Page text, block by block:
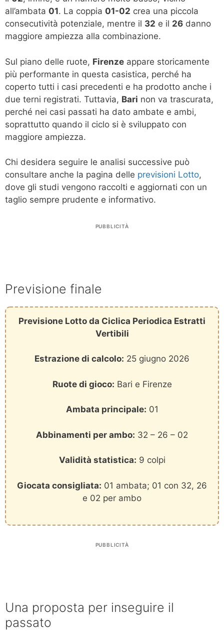
all’ambata 01. La coppia 01-02 crea una piccola
consecutività potenziale, mentre il 32 e il 26 danno
maggiore ampiezza alla combinazione.
Sul piano delle ruote, Firenze appare storicamente
più performante in questa casistica, perché ha
coperto tutti i casi precedenti e ha prodotto anche i
due terni registrati. Tuttavia, Bari non va trascurata,
perché nei casi passati ha dato ambate e ambi,
soprattutto quando il ciclo si è sviluppato con
maggiore ampiezza.
Chi desidera seguire le analisi successive può
consultare anche la pagina delle previsioni Lotto,
dove gli studi vengono raccolti e aggiornati con un
taglio sempre prudente e informativo.
PUBBLICITÀ
Previsione finale
Previsione Lotto da Ciclica Periodica Estratti
Vertibili
Estrazione di calcolo: 25 giugno 2026
Ruote di gioco: Bari e Firenze
Ambata principale: 01
Abbinamenti per ambo: 32 – 26 – 02
Validità statistica: 9 colpi
Giocata consigliata: 01 ambata; 01 con 32, 26
e 02 per ambo
PUBBLICITÀ
Una proposta per inseguire il
passato